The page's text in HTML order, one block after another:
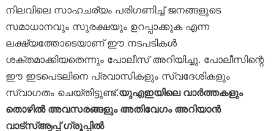
നിലവിലെ സാഹചര്യം പരിഗണിച്ച് ജനങ്ങളുടെ
സമാധാനവും സുരക്ഷയും ഉറപ്പാക്കുക എന്ന
ലക്ഷ്യത്തോടെയാണ് ഈ നടപടികൾ
ശക്തമാക്കിയതെന്നും പോലീസ് അറിയിച്ചു. പോലീസിന്റെ
ഈ ഇടപെടലിനെ പ്രവാസികളും സ്വദേശികളും
സ്വാഗതം ചെയ്തിട്ടുണ്ട്.യുഎഇയിലെ വാർത്തകളും
തൊഴിൽ അവസരങ്ങളും അതിവേഗം അറിയാൻ
വാട്സ്ആപ്പ് ഗ്രൂപ്പിൽ